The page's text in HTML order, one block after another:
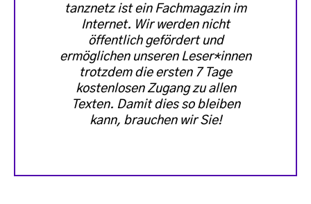
tanznetz ist ein Fachmagazin im
Internet. Wir werden nicht
öffentlich gefördert und
ermöglichen unseren Leser*innen
trotzdem die ersten 7 Tage
kostenlosen Zugang zu allen
Texten. Damit dies so bleiben
kann, brauchen wir Sie!